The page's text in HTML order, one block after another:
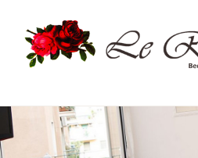
content